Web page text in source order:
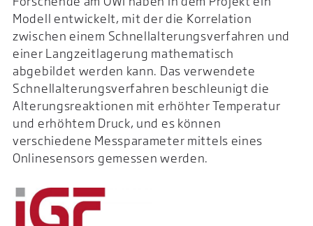
Modell entwickelt, mit der die Korrelation
zwischen einem Schnellalterungsverfahren und
einer Langzeitlagerung mathematisch
abgebildet werden kann. Das verwendete
Schnellalterungsverfahren beschleunigt die
Alterungsreaktionen mit erhöhter Temperatur
und erhöhtem Druck, und es können
verschiedene Messparameter mittels eines
Onlinesensors gemessen werden.